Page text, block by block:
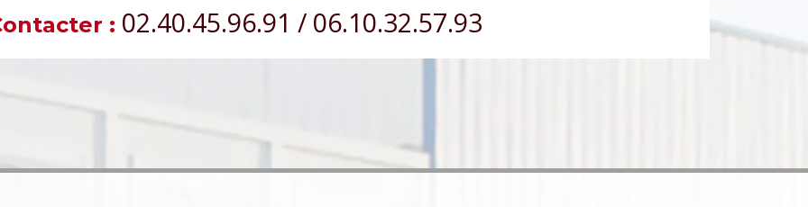
: 02.40.45.96.91 / 06.10.32.57.93